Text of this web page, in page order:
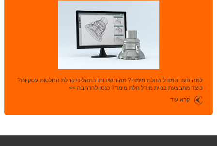
למה נועד המודל התלת מימדי? מה חשיבותו בתהליכי קבלת החלטות עסקיות?
כיצד מתבצעת בניית מודל תלת מימד? כנסו להרחבה >>
קרא עוד